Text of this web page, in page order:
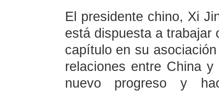
El presidente chino, Xi
está dispuesta a trabajar
capítulo en su
relaciones entre China
nuevo progreso y